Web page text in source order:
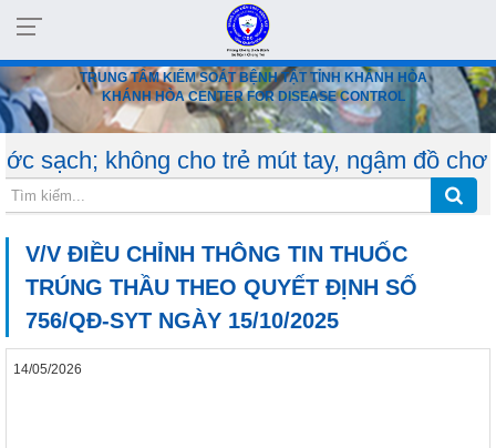
TRUNG TÂM KIỂM SOÁT BỆNH TẬT TỈNH KHÁNH HÒA
KHÁNH HÒA CENTER FOR DISEASE CONTROL
cho trẻ mút tay, ngậm đồ
V/V ĐIỀU CHỈNH THÔNG TIN THUỐC
TRÚNG THẦU THEO QUYẾT ĐỊNH SỐ
756/QĐ-SYT NGÀY 15/10/2025
14/05/2026